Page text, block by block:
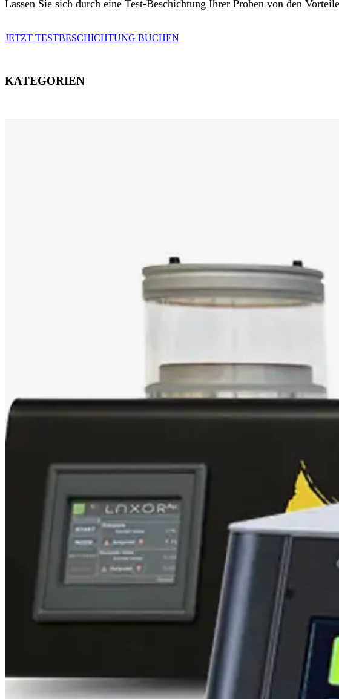
Lassen Sie sich durch eine Test-Beschichtung Ihrer Proben von den
JETZT TESTBESCHICHTUNG BUCHEN
KATEGORIEN